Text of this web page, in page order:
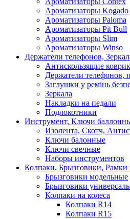
Ароматизаторы Kogado
Ароматизаторы Paloma
Ароматизаторы Pit Bull
Ароматизаторы Slim
Ароматизаторы Winso
Держатели телефонов,
Антискользящие
Держатели телефонов,
Заглушки у ремінь
Зеркала
Накладки на педали
Подлокотники
Инструмент, Ключи
Изолента, Скотч,
Ключи балонные
Ключи свечные
Наборы инструментов
Колпаки, Брызговики, Рамки
Брызговики модельные
Брызговики
Колпаки на колеса
Колпаки R14
Колпаки R15